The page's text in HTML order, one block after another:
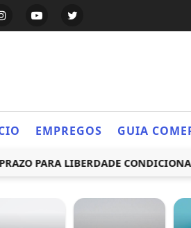
EMPREGOS GUIA
PARA LIBERDADE CONDICIONAL EM